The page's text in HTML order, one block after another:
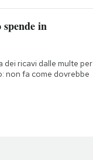
in
dei ricavi dalle multe per
non fa come dovrebbe